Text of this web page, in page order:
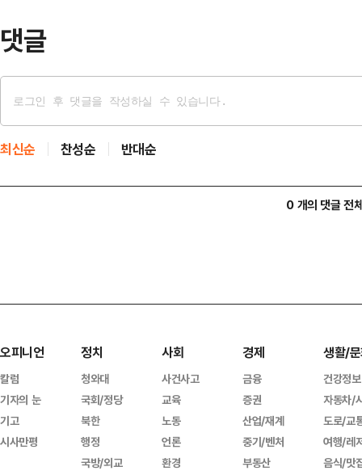
댓글
최신순 찬성순 반대순
0 개의 댓글 전
오피니언
칼럼
기자의 눈
기고
시사만평
정치
청와대
국회/정당
북한
행정
국방/외교
사회
사건사고
교육
노동
언론
환경
경제
금융
증권
산업/재계
중기/벤처
부동산
생활/
건강정보
자동차/
도로/교
여행/레
음식/맛